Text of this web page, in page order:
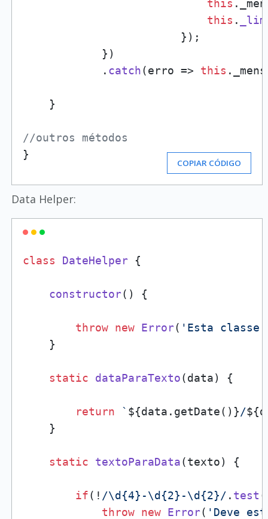
this .
this .
                        });
            })
            .
catch(erro => this .
    }
//outros métodos
}
COPIAR CÓDIGO
Data Helper:
class DateHelper {
constructor( ) {
throw new Error( 'Esta classe
    }
static dataParaTexto(data) {
return ` ${data.getDate()}/
    }
static textoParaData(texto) {
if(! /\d{4}-\d{2}-\d{2}/ . test
throw new Error( 'Deve